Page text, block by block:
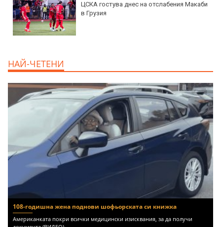
ЦСКА гостува днес на отслабения Макаби
в Грузия
НАЙ-ЧЕТЕНИ
108-годишна жена поднови шофьорската си книжка
Американката покри всички медицински изисквания, за да получи